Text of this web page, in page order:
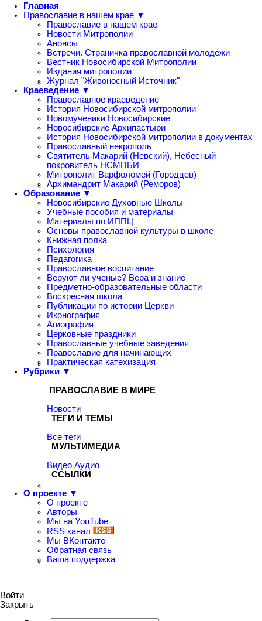
Главная
Православие в нашем крае ▼
Православие в нашем крае
Новости Митрополии
Анонсы
Встречи. Страничка православной молодежи
Вестник Новосибирской Митрополии
Издания митрополии
Журнал "Живоносный Источник"
Краеведение ▼
Православное краеведение
История Новосибирской митрополии
Новомученики Новосибирские
Новосибирские Архипастыри
История Новосибирской митрополии в документах
Православный некрополь
Святитель Макарий (Невский), Небесный
покровитель НСМПБИ
Митрополит Варфоломей (Городцев)
Архимандрит Макарий (Реморов)
Образование ▼
Новосибирские Духовные Школы
Учебные пособия и материалы
Материалы по ИППЦ
Основы православной культуры в школе
Книжная полка
Психология
Педагогика
Православное воспитание
Веруют ли ученые? Вера и знание
Предметно-образовательные области
Воскресная школа
Публикации по истории Церкви
Иконография
Агиография
Церковные праздники
Православные учебные заведения
Православие для начинающих
Практическая катехизация
Рубрики ▼
ПРАВОСЛАВИЕ В МИРЕ
Новости
ТЕГИ И ТЕМЫ
Все теги
МУЛЬТИМЕДИА
Видео Аудио
ССЫЛКИ
О проекте ▼
О проекте
Авторы
Мы на YouTube
RSS канал
Мы ВКонтакте
Обратная связь
Ваша поддержка
Войти
Закрыть